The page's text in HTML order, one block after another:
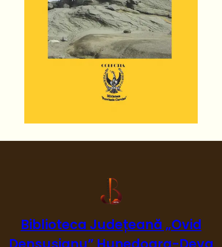
Biblioteca Județeană „Ovid